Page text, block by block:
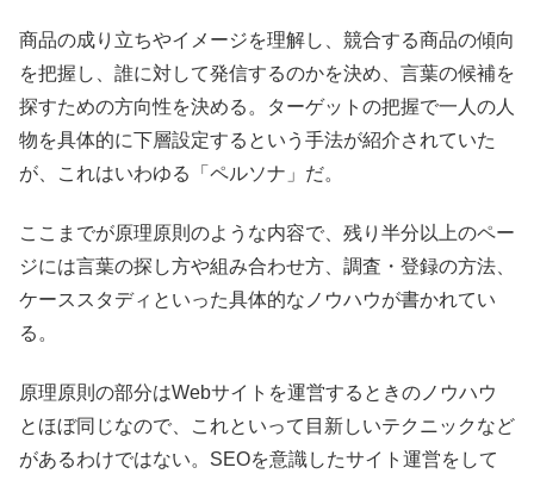
商品の成り立ちやイメージを理解し、競合する商品の傾向
を把握し、誰に対して発信するのかを決め、言葉の候補を
探すための方向性を決める。ターゲットの把握で一人の人
物を具体的に下層設定するという手法が紹介されていた
が、これはいわゆる「ペルソナ」だ。
ここまでが原理原則のような内容で、残り半分以上のペー
ジには言葉の探し方や組み合わせ方、調査・登録の方法、
ケーススタディといった具体的なノウハウが書かれてい
る。
原理原則の部分はWebサイトを運営するときのノウハウ
とほぼ同じなので、これといって目新しいテクニックなど
があるわけではない。SEOを意識したサイト運営をして